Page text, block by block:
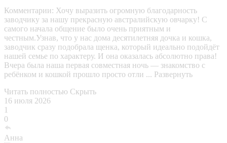
Комментарии: Хочу выразить огромную благодарность
заводчику за нашу прекрасную австралийскую овчарку! С
самого начала общение было очень приятным и
честным.Узнав, что у нас дома десятилетняя дочка и кошка,
заводчик сразу подобрала щенка, который идеально подойдёт
нашей семье по характеру. И она оказалась абсолютно права!
Вчера была наша первая совместная ночь — знакомство с
ребёнком и кошкой прошло просто отли ... Развернуть
Читать полностью Скрыть
16 июля 2026
1
0
Анна